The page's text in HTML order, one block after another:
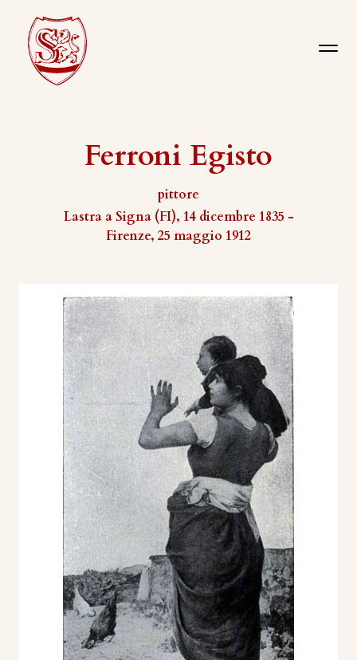
Ferroni Egisto
pittore
Lastra a Signa (FI), 14 dicembre 1835 -
Firenze, 25 maggio 1912